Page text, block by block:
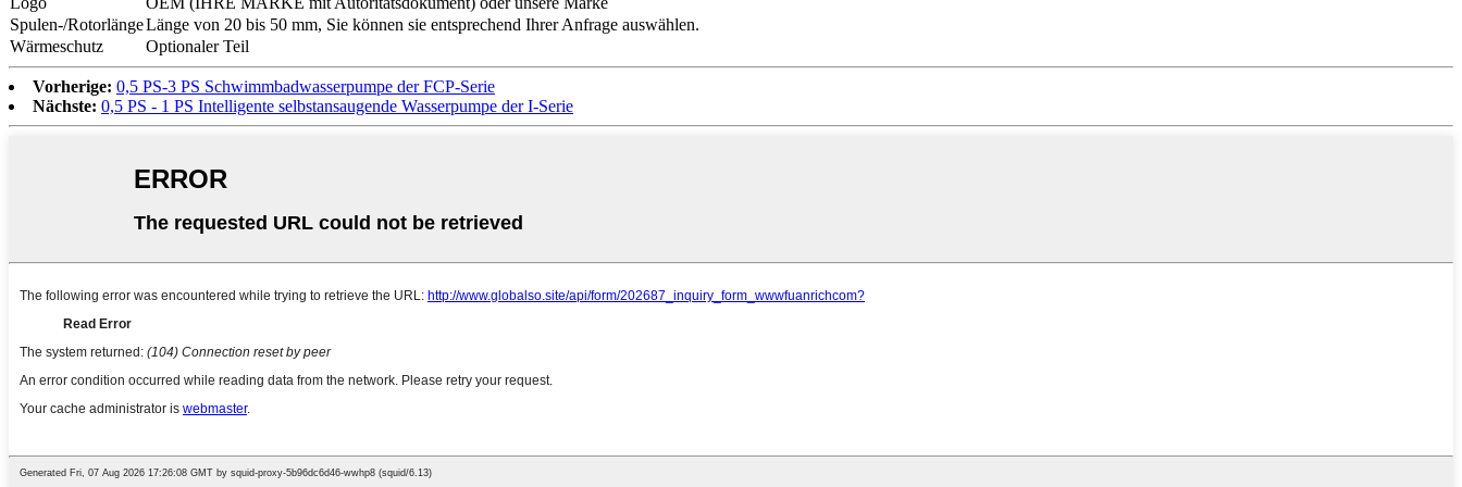
Spulen-/RotorlängeLänge von 20 bis 50 mm, Sie können sie entsprechend Ihrer Anfrage auswählen.
Wärmeschutz
Optionaler Teil
Vorherige: 0,5 PS-3 PS Schwimmbadwasserpumpe der FCP-Serie
Nächste: 0,5 PS - 1 PS Intelligente selbstansaugende Wasserpumpe der I-Serie